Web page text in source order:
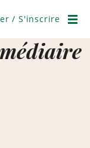
/ S'inscrire